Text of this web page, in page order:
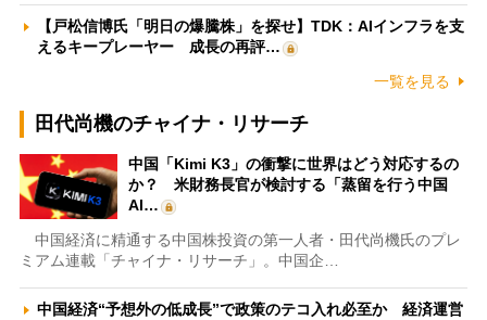
【戸松信博氏「明日の爆騰株」を探せ】TDK：AIインフラを支
えるキープレーヤー 成長の再評…
一覧を見る
田代尚機のチャイナ・リサーチ
中国「Kimi K3」の衝撃に世界はどう対応するの
か？ 米財務長官が検討する「蒸留を行う中国
AI…
中国経済に精通する中国株投資の第一人者・田代尚機氏のプレ
ミアム連載「チャイナ・リサーチ」。中国企…
中国経済“予想外の低成長”で政策のテコ入れ必至か 経済運営